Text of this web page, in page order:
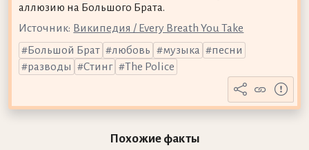
аллюзию на Большого Брата.
Источник: Википедия / Every Breath You Take
Большой Брат
любовь музыка
песни
разводы
Стинг The Police
Похожие факты